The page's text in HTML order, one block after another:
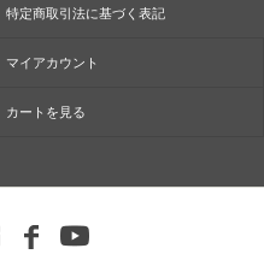
特定商取引法に基づく表記
マイアカウント
カートを見る